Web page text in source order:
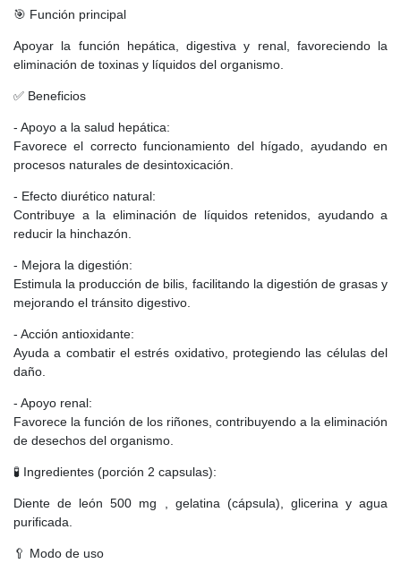
🎯 Función principal
Apoyar la función hepática, digestiva y renal, favoreciendo la
eliminación de toxinas y líquidos del organismo.
✅ Beneficios
- Apoyo a la salud hepática:
Favorece el correcto funcionamiento del hígado, ayudando en
procesos naturales de desintoxicación.
- Efecto diurético natural:
Contribuye a la eliminación de líquidos retenidos, ayudando a
reducir la hinchazón.
- Mejora la digestión:
Estimula la producción de bilis, facilitando la digestión de grasas y
mejorando el tránsito digestivo.
- Acción antioxidante:
Ayuda a combatir el estrés oxidativo, protegiendo las células del
daño.
- Apoyo renal:
Favorece la función de los riñones, contribuyendo a la eliminación
de desechos del organismo.
🧪 Ingredientes (porción 2 capsulas):
Diente de león 500 mg , gelatina (cápsula), glicerina y agua
purificada.
🥄 Modo de uso